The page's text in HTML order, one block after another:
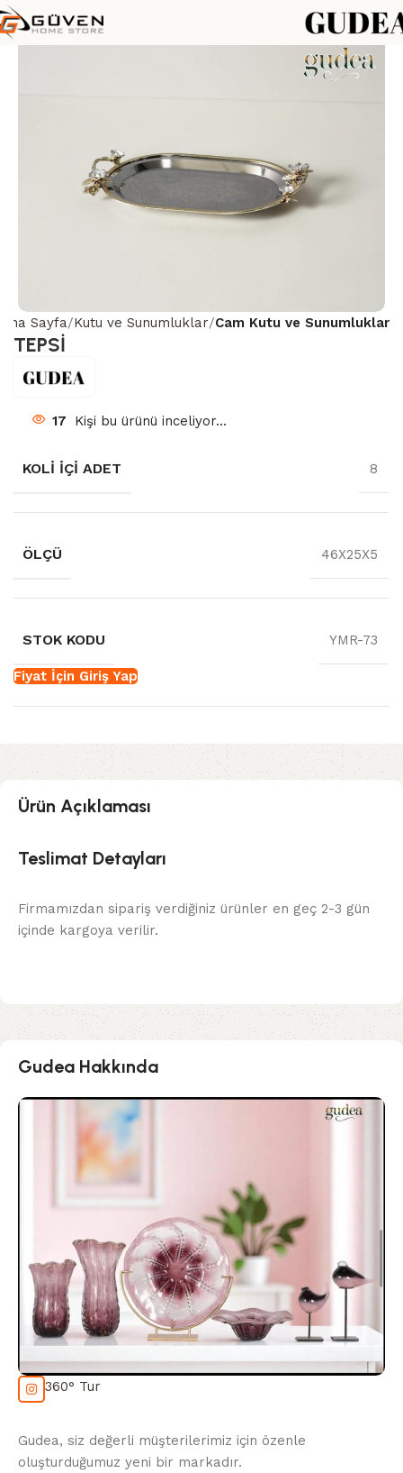
Ana Sayfa Kutu ve Sunumluklar Cam Kutu ve Sunumluklar
TEPSİ
17 Kişi bu ürünü inceliyor...
KOLI İÇI ADET 8
ÖLÇÜ 46X25X5
STOK KODU YMR-73
Fiyat İçin Giriş Yap
Ürün Açıklaması
Teslimat Detayları
Firmamızdan sipariş verdiğiniz ürünler en geç 2-3 gün
içinde kargoya verilir.
Gudea Hakkında
360° Tur
Gudea, siz değerli müşterilerimiz için özenle
oluşturduğumuz yeni bir markadır.